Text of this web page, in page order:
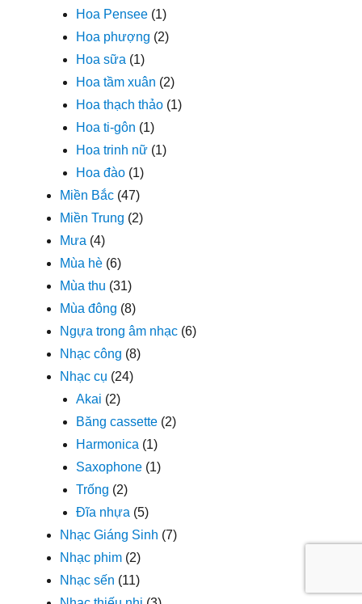
Hoa Pensee (1)
Hoa phượng (2)
Hoa sữa (1)
Hoa tầm xuân (2)
Hoa thạch thảo (1)
Hoa ti-gôn (1)
Hoa trinh nữ (1)
Hoa đào (1)
Miền Bắc (47)
Miền Trung (2)
Mưa (4)
Mùa hè (6)
Mùa thu (31)
Mùa đông (8)
Ngựa trong âm nhạc (6)
Nhạc công (8)
Nhạc cụ (24)
Akai (2)
Băng cassette (2)
Harmonica (1)
Saxophone (1)
Trống (2)
Đĩa nhựa (5)
Nhạc Giáng Sinh (7)
Nhạc phim (2)
Nhạc sến (11)